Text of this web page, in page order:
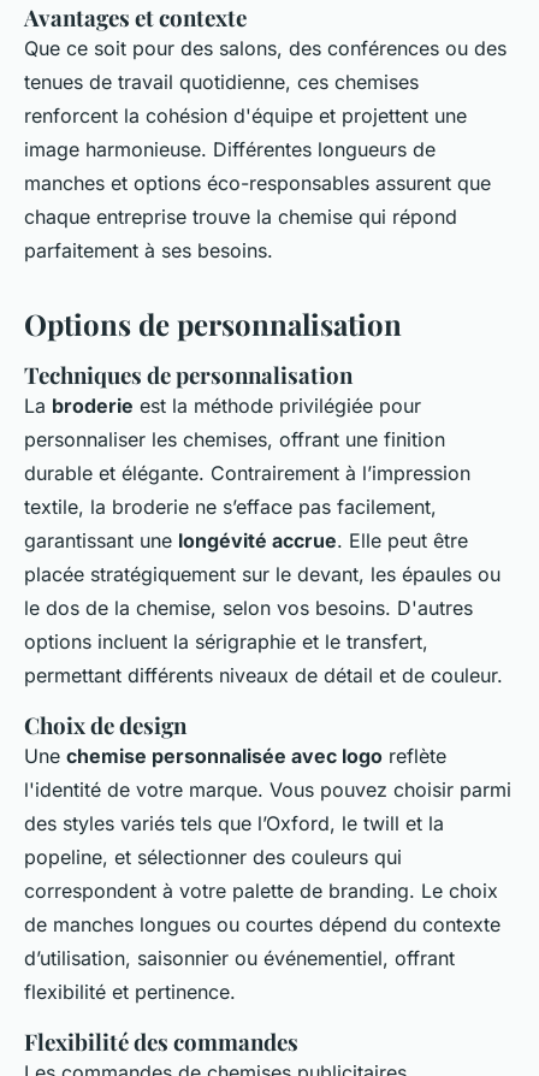
Avantages et contexte
Que ce soit pour des salons, des conférences ou des
tenues de travail quotidienne, ces chemises
renforcent la cohésion d'équipe et projettent une
image harmonieuse. Différentes longueurs de
manches et options éco-responsables assurent que
chaque entreprise trouve la chemise qui répond
parfaitement à ses besoins.
Options de personnalisation
Techniques de personnalisation
La broderie est la méthode privilégiée pour
personnaliser les chemises, offrant une finition
durable et élégante. Contrairement à l’impression
textile, la broderie ne s’efface pas facilement,
garantissant une longévité accrue. Elle peut être
placée stratégiquement sur le devant, les épaules ou
le dos de la chemise, selon vos besoins. D'autres
options incluent la sérigraphie et le transfert,
permettant différents niveaux de détail et de couleur.
Choix de design
Une chemise personnalisée avec logo reflète
l'identité de votre marque. Vous pouvez choisir parmi
des styles variés tels que l’Oxford, le twill et la
popeline, et sélectionner des couleurs qui
correspondent à votre palette de branding. Le choix
de manches longues ou courtes dépend du contexte
d’utilisation, saisonnier ou événementiel, offrant
flexibilité et pertinence.
Flexibilité des commandes